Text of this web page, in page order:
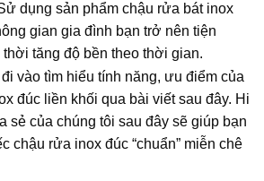
dụng sản phẩm chậu rửa bát inox
gian gia đình bạn trở nên tiện
tăng độ bền theo thời gian.
vào tìm hiểu tính năng, ưu điểm của
đúc liền khối qua bài viết sau đây. Hi
sẻ của chúng tôi sau đây sẽ giúp bạn
chậu rửa inox đúc “chuẩn” miễn chê